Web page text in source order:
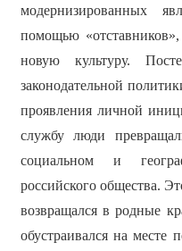
модернизированных
помощью
новую культуру.
законодательной
проявления личной
службу люди
социальном и
российского общества.
возвращался в родные
обустраивался на месте